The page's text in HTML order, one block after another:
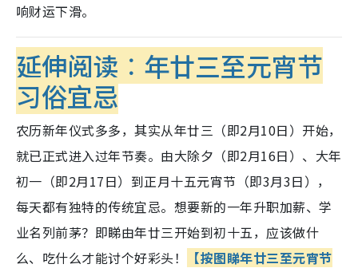
响财运下滑。
延伸阅读︰年廿三至元宵节
习俗宜忌
农历新年仪式多多，其实从年廿三（即2月10日）开始，
就已正式进入过年节奏。由大除夕（即2月16日）、大年
初一（即2月17日）到正月十五元宵节（即3月3日），
每天都有独特的传统宜忌。想要新的一年升职加薪、学
业名列前茅？即睇由年廿三开始到初十五，应该做什
么、吃什么才能讨个好彩头！
【按图睇年廿三至元宵节